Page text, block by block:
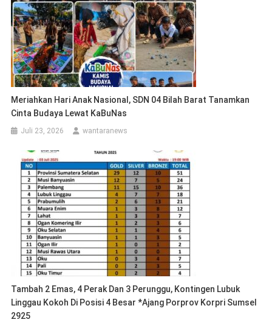
Meriahkan Hari Anak Nasional, SDN 04 Bilah Barat Tanamkan
Cinta Budaya Lewat KaBuNas
Juli 23, 2026 wantaranews
Tambah 2 Emas, 4 Perak Dan 3 Perunggu, Kontingen Lubuk
Linggau Kokoh Di Posisi 4 Besar *Ajang Porprov Korpri Sumsel
2925